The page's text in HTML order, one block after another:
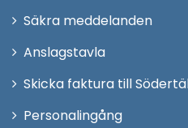
fönster
Säkra meddelanden
Anslagstavla
Skicka faktura till
PersonalingångÖppna